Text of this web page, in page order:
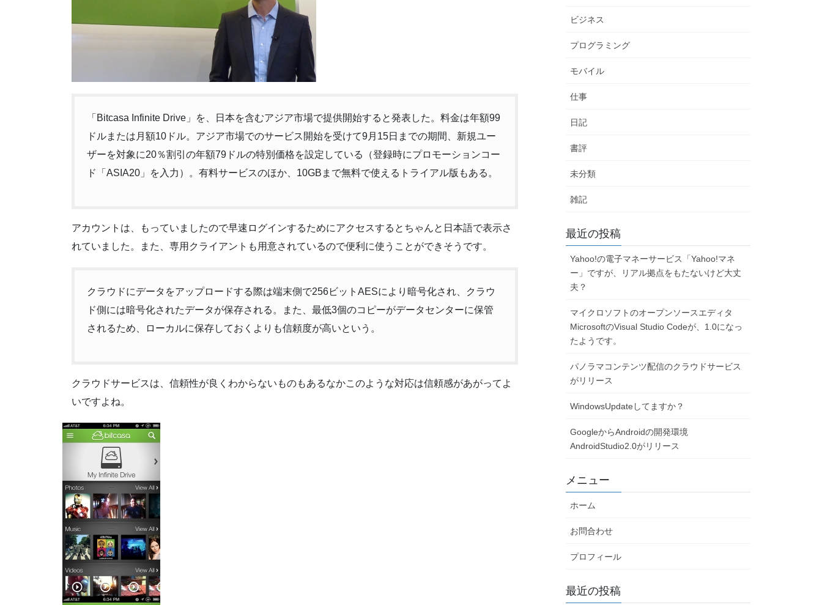
「Bitcasa Infinite Drive」を、日本を含むアジア市場で提供開始すると発表した。料金は年額99
ドルまたは月額10ドル。アジア市場でのサービス開始を受けて9月15日までの期間、新規ユー
ザーを対象に20％割引の年額79ドルの特別価格を設定している（登録時にプロモーションコー
ド「ASIA20」を入力）。有料サービスのほか、10GBまで無料で使えるトライアル版もある。
アカウントは、もっていましたので早速ログインするためにアクセスするとちゃんと日本語で表示さ
れていました。また、専用クライアントも用意されているので便利に使うことができそうです。
クラウドにデータをアップロードする際は端末側で256ビットAESにより暗号化され、クラウ
ド側には暗号化されたデータが保存される。また、最低3個のコピーがデータセンターに保管
されるため、ローカルに保存しておくよりも信頼度が高いという。
クラウドサービスは、信頼性が良くわからないものもあるなかこのような対応は信頼感があがってよ
いですよね。
ビジネス
プログラミング
モバイル
仕事
日記
書評
未分類
雑記
最近の投稿
Yahoo!の電子マネーサービス「Yahoo!マネ
ー」ですが、リアル拠点をもたないけど大丈
夫？
マイクロソフトのオープンソースエディタ
MicrosoftのVisual Studio Codeが、1.0になっ
たようです。
パノラマコンテンツ配信のクラウドサービス
がリリース
WindowsUpdateしてますか？
GoogleからAndroidの開発環境
AndroidStudio2.0がリリース
メニュー
ホーム
お問合わせ
プロフィール
最近の投稿